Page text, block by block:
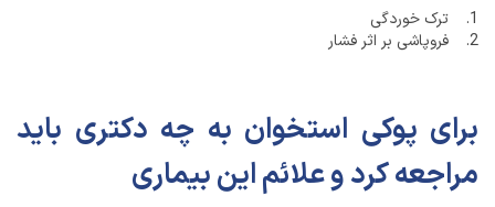
1. ترک خوردگی
2. فروپاشی بر اثر فشار
برای پوکی استخوان به چه دکتری باید
مراجعه کرد و علائم این بیماری